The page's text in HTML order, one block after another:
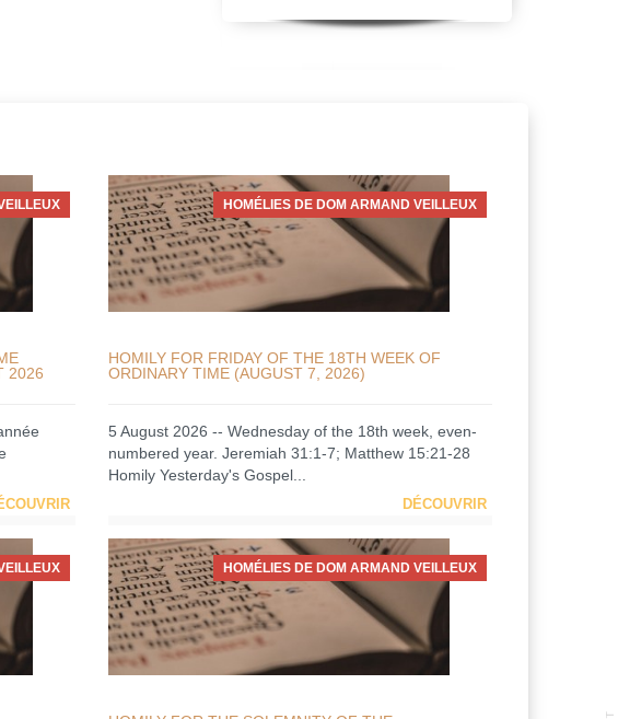
2026
HOMÉLIES DE DOM ARMAND VEILLEUX
HOMILY FOR FRIDAY OF THE 18TH WEEK OF
ORDINARY TIME (AUGUST 7, 2026)
5 August 2026 -- Wednesday of the 18th week, even-
numbered year. Jeremiah 31:1-7; Matthew 15:21-28
Homily Yesterday's Gospel...
DÉCOUVRIR
HOMÉLIES DE DOM ARMAND VEILLEUX